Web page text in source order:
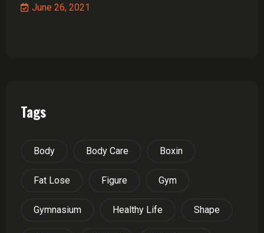
June 26, 2021
Tags
Body Body Care Boxin
Fat Lose Figure Gym
Gymnasium Healthy Life Shape